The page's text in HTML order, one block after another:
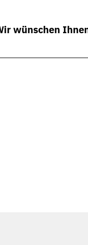
wünschen